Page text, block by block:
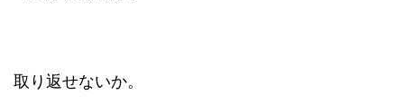
取り返せないか。